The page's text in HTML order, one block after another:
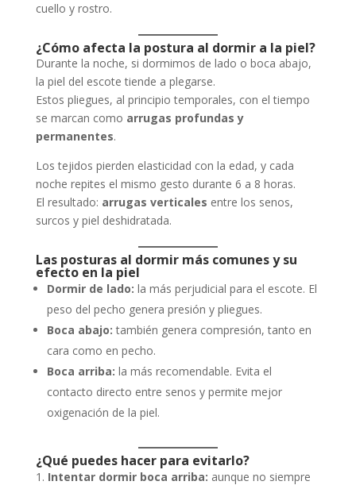
cuello y rostro.
¿Cómo afecta la postura al dormir a la piel?
Durante la noche, si dormimos de lado o boca abajo,
la piel del escote tiende a plegarse.
Estos pliegues, al principio temporales, con el tiempo
se marcan como arrugas profundas y
permanentes.
Los tejidos pierden elasticidad con la edad, y cada
noche repites el mismo gesto durante 6 a 8 horas.
El resultado: arrugas verticales entre los senos,
surcos y piel deshidratada.
Las posturas al dormir más comunes y su
efecto en la piel
Dormir de lado: la más perjudicial para el escote. El
peso del pecho genera presión y pliegues.
Boca abajo: también genera compresión, tanto en
cara como en pecho.
Boca arriba: la más recomendable. Evita el
contacto directo entre senos y permite mejor
oxigenación de la piel.
¿Qué puedes hacer para evitarlo?
Intentar dormir boca arriba: aunque no siempre